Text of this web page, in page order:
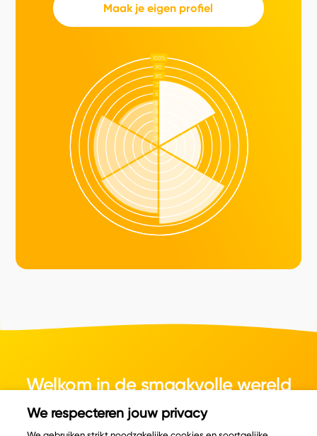
Maak je eigen profiel
Welkom in de smaakvolle wereld
van kaas.
We respecteren jouw privacy